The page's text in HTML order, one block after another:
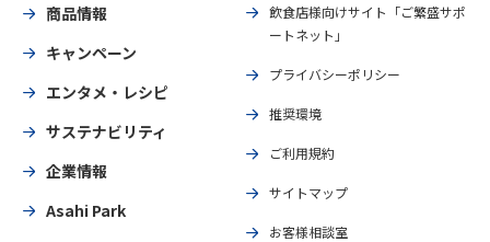
商品情報
キャンペーン
エンタメ・レシピ
サステナビリティ
企業情報
Asahi Park
飲食店様向けサイト「ご繁盛サポ
ートネット」
プライバシーポリシー
推奨環境
ご利用規約
サイトマップ
お客様相談室